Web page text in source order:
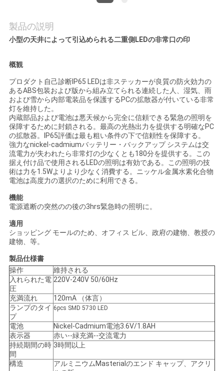
達
に
連
絡
し
な
さ
い
引
用
を
要
求
し
な
さ
い
製品の説明
小型の天井によって引込められる二重側LEDの非常口の印
概観
プロダクト自己診断IP65 LEDは非ステッカーが良質の防火効力の
あるABS包装および版から組み立てられる連続した人、湿気、雨
および雪から内部電装品を保護するPCの拡散器が付いている非常
灯を維持した。
内蔵部品および電池は悪天候から完全に信頼できる緊急の照明を
保障するために封鎖される。最高の光熱出力を提供する明確なPC
の拡散器。IP65評価は最も粗い条件の下で信頼性を保障する。
強力なnickel-cadmiumバッテリー・バックアップ システムは交
流電力が失われたら非常灯の少なくとも180分を提供する。この
据え付け品で使用されるLEDの照明は有効である。この照明の技
術は力を1.5Wよりより少なく消費する。ニッケル金属水素化合物
電池は高度力の選択のために利用できる。
機能
電源遮断の突然のの後の3hrs緊急時の照明に。
適用
ショッピング モールのため、オフィス ビル、政府の建物、教授の
建物、等。
製品仕様書
操作
維持される
入れられた電
圧
220V-240V 50/60Hz
充満流れ
120mA （体言）
ランプのタイ
プ
6pcs SMD 5730 LED
電池
Nickel-Cadmium電池3.6V/1.8AH
表示器
赤い--緑充満--交流電力
持続期間の時
間
3時間以上
構造
アルミニウムMasterialのエンド キャップ、アクリ